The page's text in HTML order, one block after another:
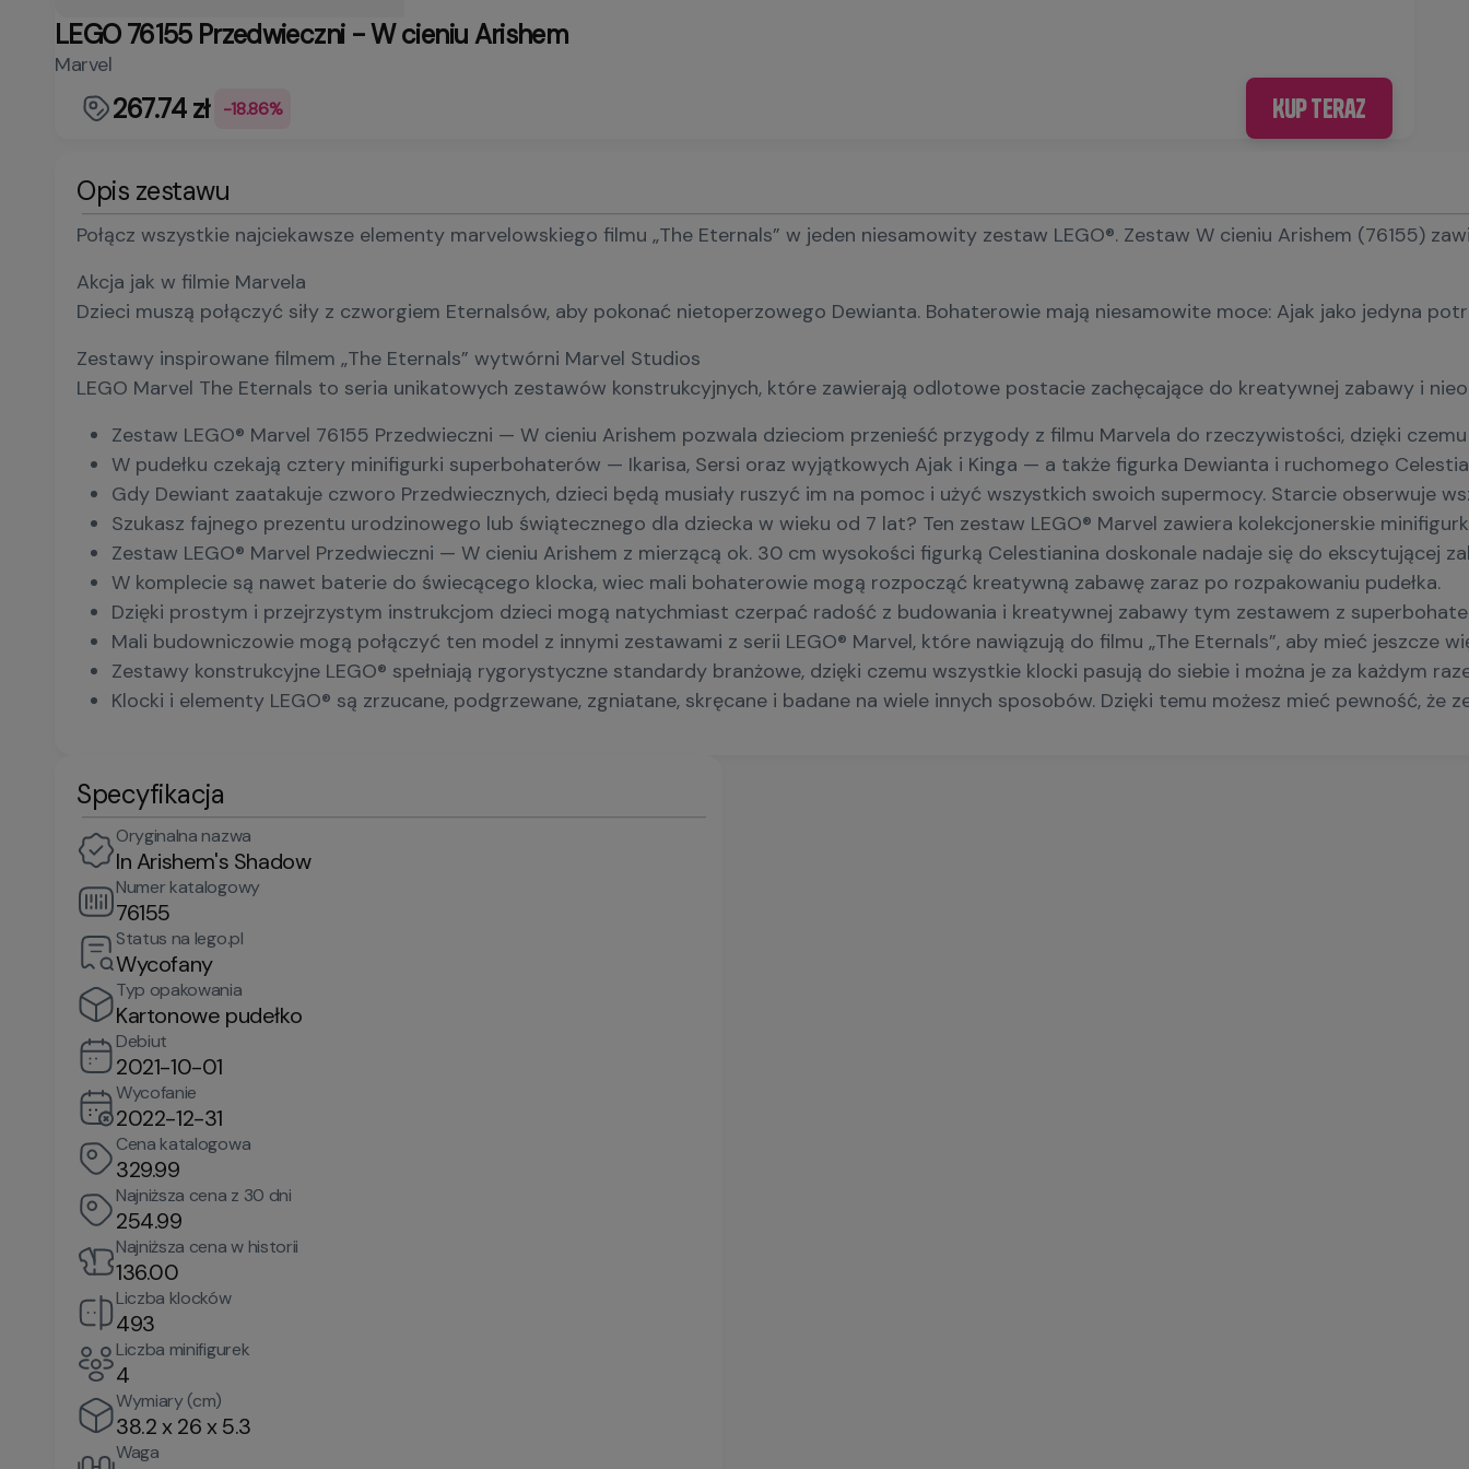
LEGO 76155 Przedwieczni - W cieniu Arishem
Marvel
267.74 zł -18.86% Kup teraz
Opis zestawu
Połącz wszystkie najciekawsze elementy marvelowskiego filmu „The Eternals” w jeden niesamowity zestaw LEGO®. Zestaw W cieniu Arishem
Akcja jak w filmie Marvela
Dzieci muszą połączyć siły z czworgiem Eternalsów, aby pokonać nietoperzowego Dewianta. Bohaterowie mają niesamowite moce: Ajak jako jedyna
Zestawy inspirowane filmem „The Eternals” wytwórni Marvel Studios
LEGO Marvel The Eternals to seria unikatowych zestawów konstrukcyjnych, które zawierają odlotowe postacie zachęcające do kreatywnej zabawy i
Zestaw LEGO® Marvel 76155 Przedwieczni — W cieniu Arishem pozwala dzieciom przenieść przygody z filmu Marvela do rzeczywistości, dzięki
W pudełku czekają cztery minifigurki superbohaterów — Ikarisa, Sersi oraz wyjątkowych Ajak i Kinga — a także figurka Dewianta i ruchomego
Gdy Dewiant zaatakuje czworo Przedwiecznych, dzieci będą musiały ruszyć im na pomoc i użyć wszystkich swoich supermocy. Starcie
Szukasz fajnego prezentu urodzinowego lub świątecznego dla dziecka w wieku od 7 lat? Ten zestaw LEGO® Marvel zawiera kolekcjonerskie
Zestaw LEGO® Marvel Przedwieczni — W cieniu Arishem z mierzącą ok. 30 cm wysokości figurką Celestianina doskonale nadaje się do ekscytującej
W komplecie są nawet baterie do świecącego klocka, wiec mali bohaterowie mogą rozpocząć kreatywną zabawę zaraz po rozpakowaniu pudełka.
Dzięki prostym i przejrzystym instrukcjom dzieci mogą natychmiast czerpać radość z budowania i kreatywnej zabawy tym zestawem z
Mali budowniczowie mogą połączyć ten model z innymi zestawami z serii LEGO® Marvel, które nawiązują do filmu „The Eternals”, aby mieć jeszcze
Zestawy konstrukcyjne LEGO® spełniają rygorystyczne standardy branżowe, dzięki czemu wszystkie klocki pasują do siebie i można je za każdym
Klocki i elementy LEGO® są zrzucane, podgrzewane, zgniatane, skręcane i badane na wiele innych sposobów. Dzięki temu możesz mieć pewność,
Specyfikacja
Oryginalna nazwa
In Arishem's Shadow
Numer katalogowy
76155
Status na lego.pl
Wycofany
Typ opakowania
Kartonowe pudełko
Debiut
2021-10-01
Wycofanie
2022-12-31
Cena katalogowa
329.99
Najniższa cena z 30 dni
254.99
Najniższa cena w historii
136.00
Liczba klocków
493
Liczba minifigurek
4
Wymiary (cm)
38.2 x 26 x 5.3
Waga